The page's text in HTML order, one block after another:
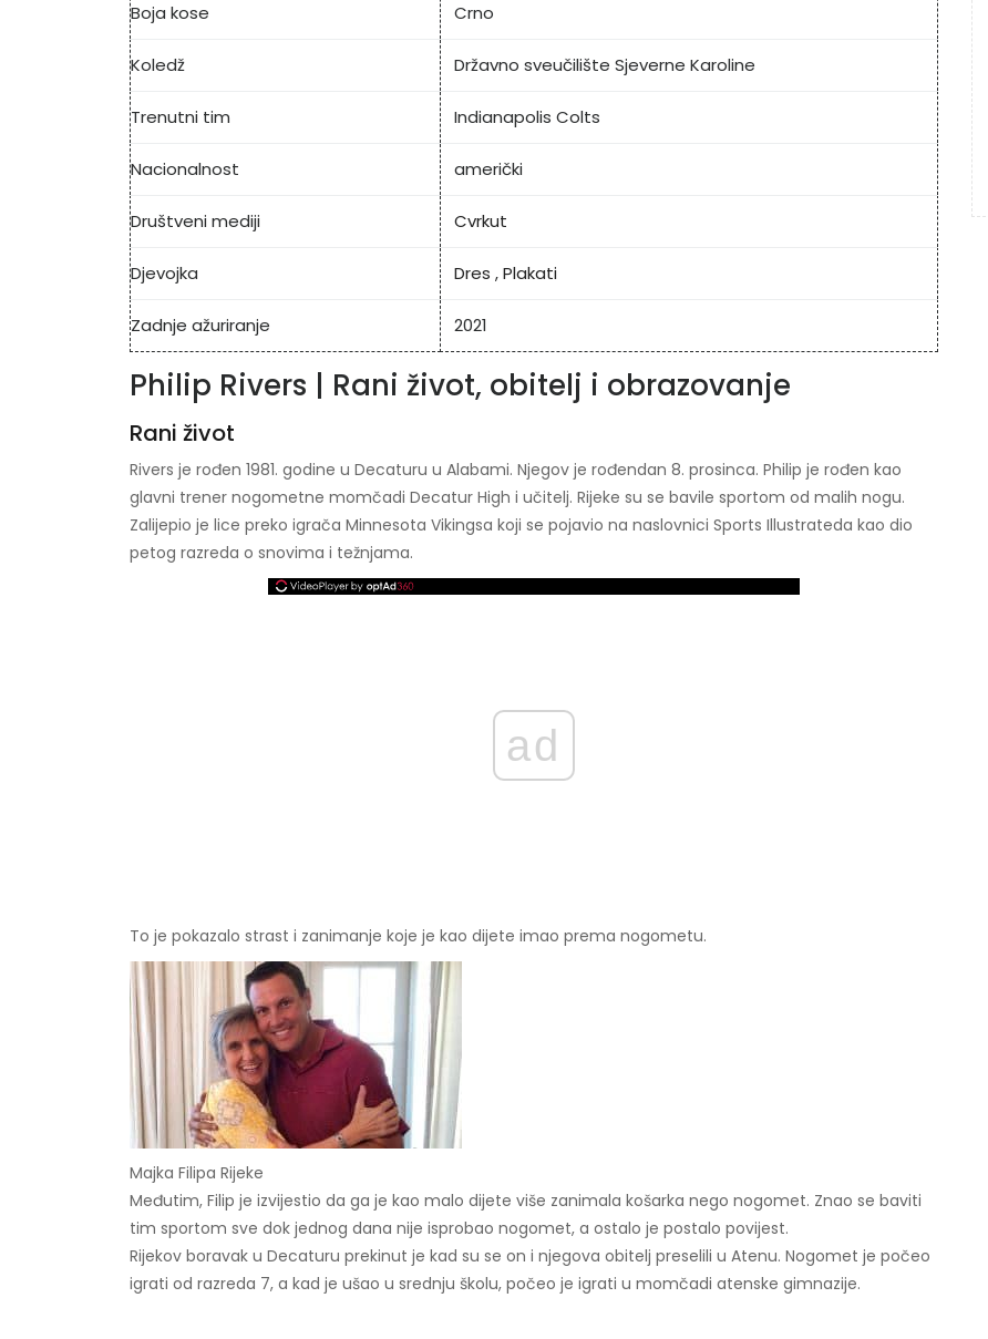
Boja kose Crno
Koledž Državno sveučilište Sjeverne Karoline
Trenutni tim Indianapolis Colts
Nacionalnost američki
Društveni mediji Cvrkut
Djevojka Dres ,Plakati
Zadnje ažuriranje 2021
Philip Rivers | Rani život, obitelj i obrazovanje
Rani život
Rivers je rođen 1981. godine u Decaturu u Alabami. Njegov je rođendan 8. prosinca. Philip je rođen kao
glavni trener nogometne momčadi Decatur High i učitelj. Rijeke su se bavile sportom od malih nogu.
Zalijepio je lice preko igrača Minnesota Vikingsa koji se pojavio na naslovnici Sports Illustrateda kao dio
petog razreda o snovima i težnjama.
ad
To je pokazalo strast i zanimanje koje je kao dijete imao prema nogometu.
Majka Filipa Rijeke
Međutim, Filip je izvijestio da ga je kao malo dijete više zanimala košarka nego nogomet. Znao se baviti
tim sportom sve dok jednog dana nije isprobao nogomet, a ostalo je postalo povijest.
Rijekov boravak u Decaturu prekinut je kad su se on i njegova obitelj preselili u Atenu. Nogomet je počeo
igrati od razreda 7, a kad je ušao u srednju školu, počeo je igrati u momčadi atenske gimnazije.